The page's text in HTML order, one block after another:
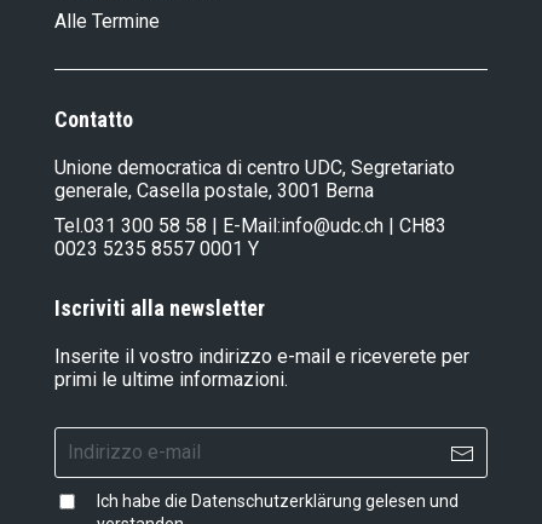
Alle Termine
Contatto
Unione democratica di centro UDC, Segretariato
generale, Casella postale, 3001 Berna
Tel.031 300 58 58 | E-Mail:info@udc.ch | CH83
0023 5235 8557 0001 Y
Iscriviti alla newsletter
Inserite il vostro indirizzo e-mail e riceverete per
primi le ultime informazioni.
Ich habe die Datenschutzerklärung gelesen und